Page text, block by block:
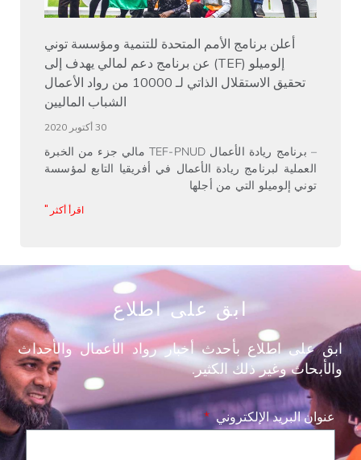
أعلن برنامج الأمم المتحدة للتنمية ومؤسسة توني
إلوميلو (TEF) عن برنامج دعم لمالي يهدف إلى
تحقيق الاستقلال الذاتي لـ 10000 من رواد الأعمال
الشباب الماليين
30 أكتوبر 2020
– برنامج ريادة الأعمال TEF-PNUD مالي جزء من الخبرة
العملية لبرنامج ريادة الأعمال في أفريقيا التابع لمؤسسة
توني إلوميلو التي من أجلها
اقرأ أكثر "
ابق على اطلاع
ابق على اطلاع بأحدث أخبار رواد الأعمال والأحداث
والأبحاث وغير ذلك الكثير.
عنوان البريد الإلكتروني